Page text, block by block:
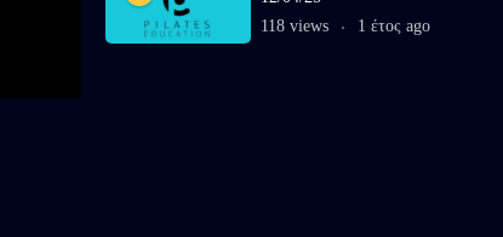
118 views
1 έτος ago